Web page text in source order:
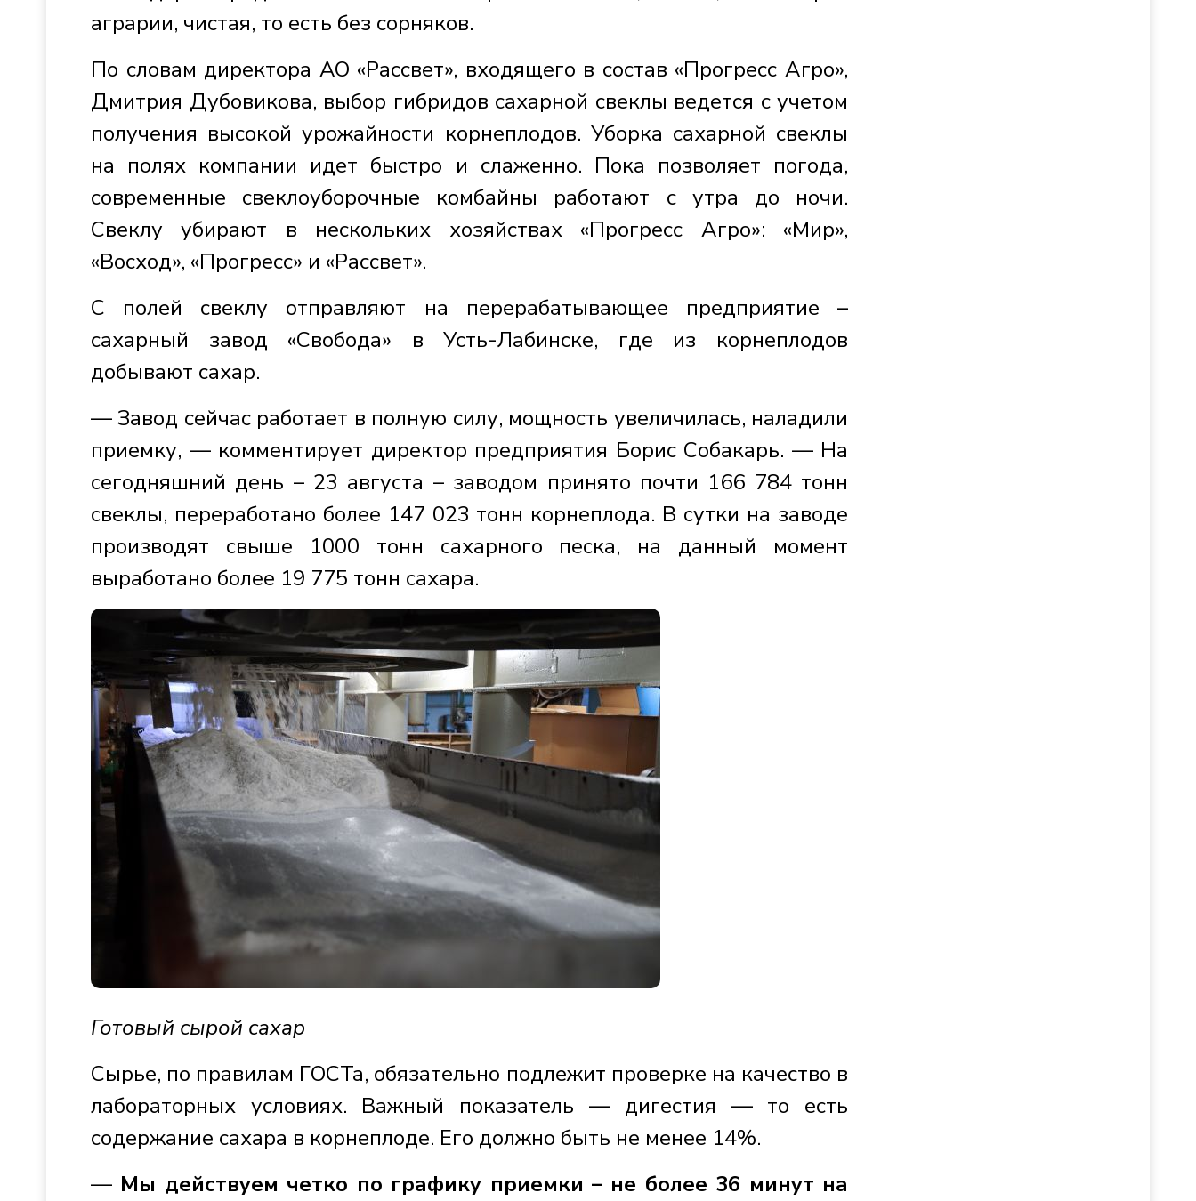
аграрии, чистая, то есть без сорняков.
По словам директора АО «Рассвет», входящего в состав «Прогресс Агро»,
Дмитрия Дубовикова, выбор гибридов сахарной свеклы ведется с учетом
получения высокой урожайности корнеплодов. Уборка сахарной свеклы
на полях компании идет быстро и слаженно. Пока позволяет погода,
современные свеклоуборочные комбайны работают с утра до ночи.
Свеклу убирают в нескольких хозяйствах «Прогресс Агро»: «Мир»,
«Восход», «Прогресс» и «Рассвет».
С полей свеклу отправляют на перерабатывающее предприятие –
сахарный завод «Свобода» в Усть-Лабинске, где из корнеплодов
добывают сахар.
— Завод сейчас работает в полную силу, мощность увеличилась, наладили
приемку, — комментирует директор предприятия Борис Собакарь. — На
сегодняшний день – 23 августа – заводом принято почти 166 784 тонн
свеклы, переработано более 147 023 тонн корнеплода. В сутки на заводе
производят свыше 1000 тонн сахарного песка, на данный момент
выработано более 19 775 тонн сахара.
Готовый сырой сахар
Сырье, по правилам ГОСТа, обязательно подлежит проверке на качество в
лабораторных условиях. Важный показатель — дигестия — то есть
содержание сахара в корнеплоде. Его должно быть не менее 14%.
— Мы действуем четко по графику приемки – не более 36 минут на